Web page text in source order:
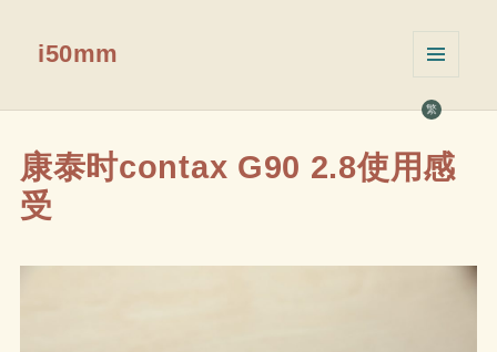
繁
i50mm
挂件
康泰时contax G90 2.8使用感
受